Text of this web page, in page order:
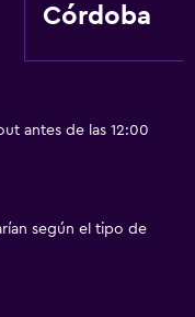
Córdoba
antes de las 12:00
según el tipo de